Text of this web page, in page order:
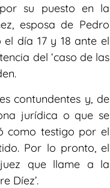
su puesto en la
esposa de Pedro
día 17 y 18 ante el
del ‘caso de las
contundentes y, de
jurídica o que se
como testigo por el
Por lo pronto, el
que llame a la
Díez’.